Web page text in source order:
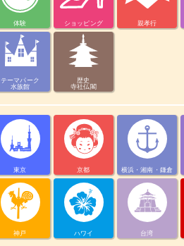
体験 ショッピング 親孝行
テーマパーク
水族館
歴史
寺社仏閣
東京 京都 横浜・湘南・鎌倉
神戸 ハワイ 台湾